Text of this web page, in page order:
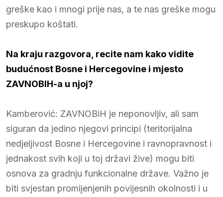
greške kao i mnogi prije nas, a te nas greške mogu
preskupo koštati.
Na kraju razgovora, recite nam kako vidite
budućnost Bosne i Hercegovine i mjesto
ZAVNOBIH-a u njoj?
Kamberović: ZAVNOBiH je neponovljiv, ali sam
siguran da jedino njegovi principi (teritorijalna
nedjeljivost Bosne i Hercegovine i ravnopravnost i
jednakost svih koji u toj državi žive) mogu biti
osnova za gradnju funkcionalne države. Važno je
biti svjestan promijenjenih povijesnih okolnosti i u